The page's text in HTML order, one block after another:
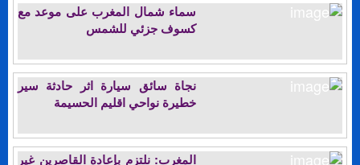
سماء شمال المغرب على موعد مع
كسوف جزئي للشمس
نجاة سائق سيارة اثر حادثة سير
خطيرة نواحي اقليم الحسيمة
المغرب: نلتزم بإعادة القاصرين غير